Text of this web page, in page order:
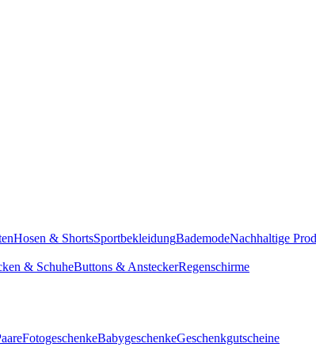
Hosen & ShortsSportbekleidungBademodeNachhaltige
& SchuheButtons & AnsteckerRegenschirme
FotogeschenkeBabygeschenkeGeschenkgutscheine